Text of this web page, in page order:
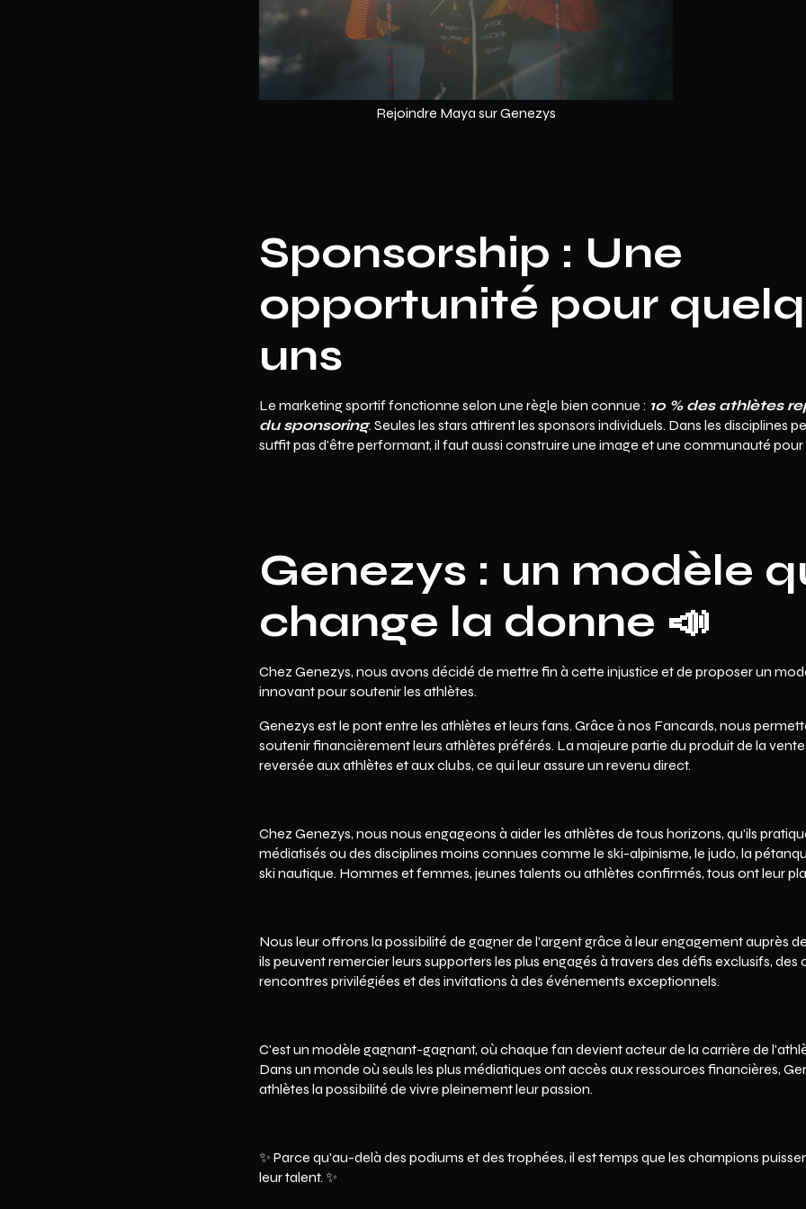
Rejoindre Maya sur Genezys
Sponsorship : Une
opportunité pour
uns
Le marketing sportif fonctionne selon une règle bien connue : 10 % des athlètes
du sponsoring. Seules les stars attirent les sponsors individuels. Dans les disciplines
suffit pas d'être performant, il faut aussi construire une image et une communauté pour
Genezys : un modèle
change la donne 📣
Chez Genezys, nous avons décidé de mettre fin à cette injustice et de proposer un
innovant pour soutenir les athlètes.
Genezys est le pont entre les athlètes et leurs fans. Grâce à nos Fancards, nous
soutenir financièrement leurs athlètes préférés. La majeure partie du produit de la
reversée aux athlètes et aux clubs, ce qui leur assure un revenu direct.
Chez Genezys, nous nous engageons à aider les athlètes de tous horizons, qu'ils
médiatisés ou des disciplines moins connues comme le ski-alpinisme, le judo, la
ski nautique. Hommes et femmes, jeunes talents ou athlètes confirmés, tous ont leur
Nous leur offrons la possibilité de gagner de l'argent grâce à leur engagement auprès
ils peuvent remercier leurs supporters les plus engagés à travers des défis exclusifs, des
rencontres privilégiées et des invitations à des événements exceptionnels.
C'est un modèle gagnant-gagnant, où chaque fan devient acteur de la carrière de
Dans un monde où seuls les plus médiatiques ont accès aux ressources financières,
athlètes la possibilité de vivre pleinement leur passion.
✨ Parce qu'au-delà des podiums et des trophées, il est temps que les champions
leur talent. ✨